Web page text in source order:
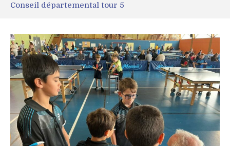
Conseil départemental tour 5